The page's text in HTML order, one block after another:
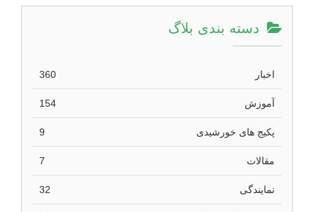
دسته بندی بلاگ
اخبار 360
آموزش 154
پکیج های خورشیدی 9
مقالات 7
نمایندگی 32